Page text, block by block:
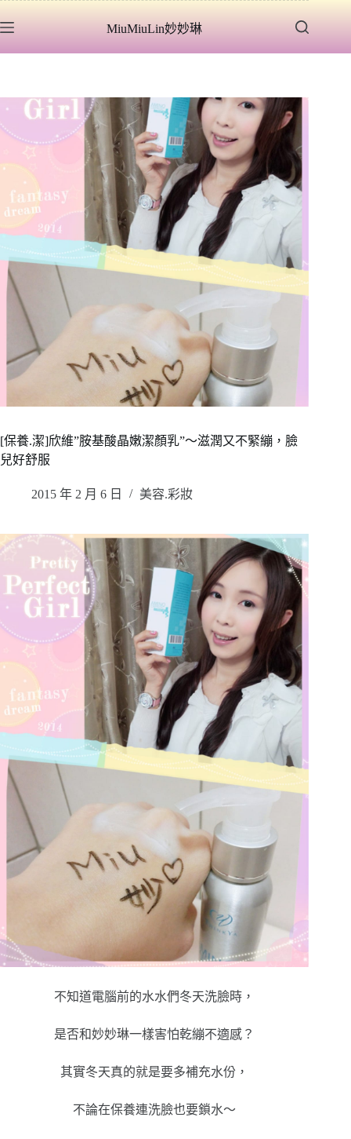
至
MiuMiuLin妙妙琳
[保養.潔]欣維”胺基酸晶嫩潔顏乳”～滋潤又不緊繃，臉
兒好舒服
2015 年 2 月 6 日 美容.彩妝
不知道電腦前的水水們冬天洗臉時，
是否和妙妙琳一樣害怕乾繃不適感？
其實冬天真的就是要多補充水份，
不論在保養連洗臉也要鎖水～